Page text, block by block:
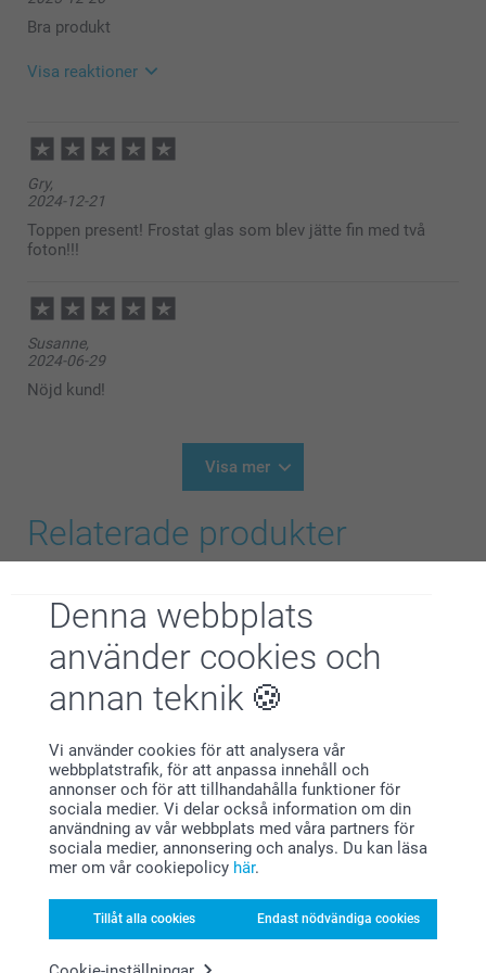
Denna webbplats
använder cookies och
annan teknik
Vi använder cookies för att analysera vår
webbplatstrafik, för att anpassa innehåll och
annonser och för att tillhandahålla funktioner för
sociala medier. Vi delar också information om din
användning av vår webbplats med våra partners för
sociala medier, annonsering och analys. Du kan läsa
mer om vår cookiepolicy här.
Tillåt alla cookies Endast nödvändiga cookies
Jag önskar dig en fin dag!
Kirsi @smartphoto
Bra produkt
Visa reaktioner
12:44
Hej,
glada att ha dig som kund!
🩵-liga hälsningar
Pernilla @smartphoto
Gry,
2024-12-21
Toppen present! Frostat glas som blev jätte fin med två
foton!!!
Susanne,
2024-06-29
Nöjd kund!
Visa mer
Relaterade produkter
169,00
(70 omdömen)
-6st
2 varianter
Från
(177 omdömen)
7 varianter
Från 119,00
(1454 omdömen)
2 varianter
229,00
(34 omdömen)
Alla hjärtans dag-presenter till barn
Låt barnen vara med och fira Alla hjärtans dag. Hos
oss hittar du massor av fina, omtänksamma och
roliga presenter som barnen kommer att älska.